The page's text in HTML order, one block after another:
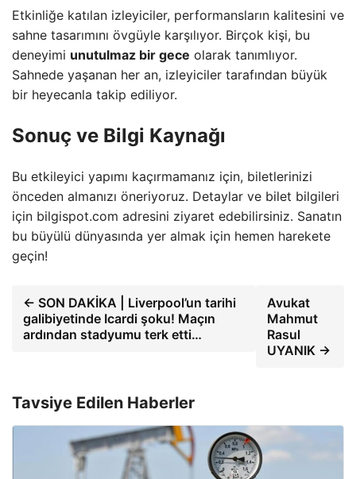
Etkinliğe katılan izleyiciler, performansların kalitesini ve
sahne tasarımını övgüyle karşılıyor. Birçok kişi, bu
deneyimi unutulmaz bir gece olarak tanımlıyor.
Sahnede yaşanan her an, izleyiciler tarafından büyük
bir heyecanla takip ediliyor.
Sonuç ve Bilgi Kaynağı
Bu etkileyici yapımı kaçırmamanız için, biletlerinizi
önceden almanızı öneriyoruz. Detaylar ve bilet bilgileri
için bilgispot.com adresini ziyaret edebilirsiniz. Sanatın
bu büyülü dünyasında yer almak için hemen harekete
geçin!
← SON DAKİKA | Liverpool’un tarihi
galibiyetinde Icardi şoku! Maçın
ardından stadyumu terk etti…
Avukat
Mahmut
Rasul
UYANIK →
Tavsiye Edilen Haberler